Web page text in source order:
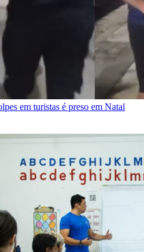
em turistas é preso em Natal